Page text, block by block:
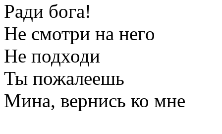
Ради бога!
Не смотри на него
Не подходи
Ты пожалеешь
Мина, вернись ко мне